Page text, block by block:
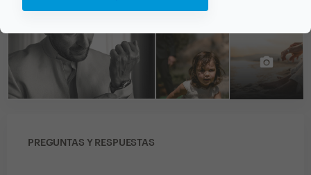
PREGUNTAS Y RESPUESTAS